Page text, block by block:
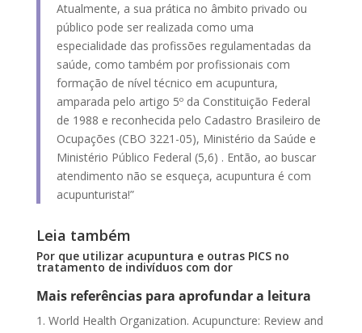
Atualmente, a sua prática no âmbito privado ou
público pode ser realizada como uma
especialidade das profissões regulamentadas da
saúde, como também por profissionais com
formação de nível técnico em acupuntura,
amparada pelo artigo 5º da Constituição Federal
de 1988 e reconhecida pelo Cadastro Brasileiro de
Ocupações (CBO 3221-05), Ministério da Saúde e
Ministério Público Federal (5,6) . Então, ao buscar
atendimento não se esqueça, acupuntura é com
acupunturista!”
Leia também
Por que utilizar acupuntura e outras PICS no
tratamento de indivíduos com dor
Mais referências para aprofundar a leitura
World Health Organization. Acupuncture: Review and